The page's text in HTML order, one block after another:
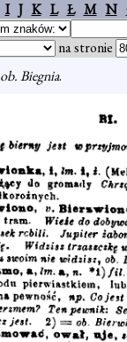
I J K L Ł M N
na stronie
ob. Biegnia.